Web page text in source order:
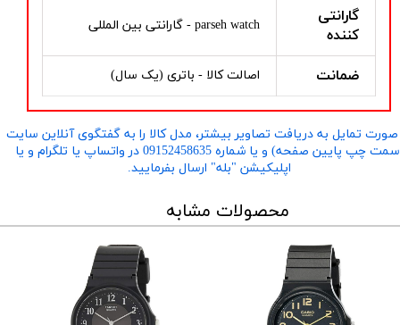
گارانتی
کننده
parseh watch - گارانتی بین المللی
ضمانت اصالت کالا - باتری (یک سال)
تمایل به دریافت تصاویر بیشتر، مدل کالا را به گفتگوی آنلاین سایت
​​​​​​​(سمت چپ پایین صفحه) و یا شماره 09152458635 در واتساپ یا تلگرام و یا
اپلیکیشن "بله" ارسال بفرمایید.
محصولات مشابه